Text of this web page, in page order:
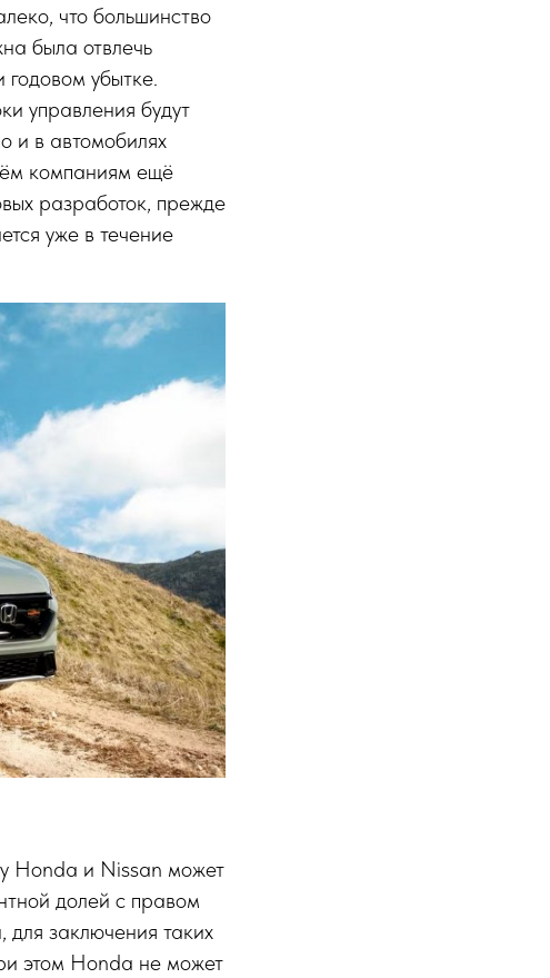
что большинство
была отвлечь
убытке.
управления будут
и в автомобилях
компаниям ещё
разработок, прежде
уже в течение
Honda и Nissan может
долей с правом
для заключения таких
этом Honda не может